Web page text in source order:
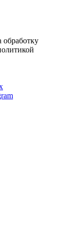
обработку